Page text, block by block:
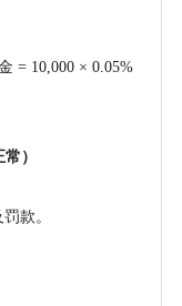
= 10,000 × 0.05%
）
款。